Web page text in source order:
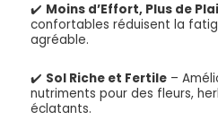
✔️ Moins d’Effort, Plus de
confortables réduisent la
agréable.
✔️ Sol Riche et Fertile–
nutriments pour des fleurs,
éclatants.